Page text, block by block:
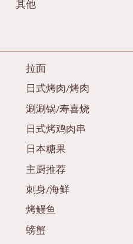
其他
拉面
日式烤肉/烤肉
涮涮锅/寿喜烧
日式烤鸡肉串
日本糖果
主厨推荐
刺身/海鲜
烤鳗鱼
螃蟹